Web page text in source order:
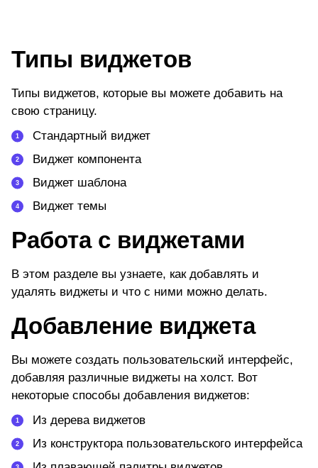
Типы виджетов
Типы виджетов, которые вы можете добавить на
свою страницу.
Стандартный виджет
Виджет компонента
Виджет шаблона
Виджет темы
Работа с виджетами
В этом разделе вы узнаете, как добавлять и
удалять виджеты и что с ними можно делать.
Добавление виджета
Вы можете создать пользовательский интерфейс,
добавляя различные виджеты на холст. Вот
некоторые способы добавления виджетов:
Из дерева виджетов
Из конструктора пользовательского интерфейса